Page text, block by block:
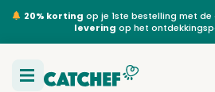
20% korting op je 1ste bestelling met de
levering op het